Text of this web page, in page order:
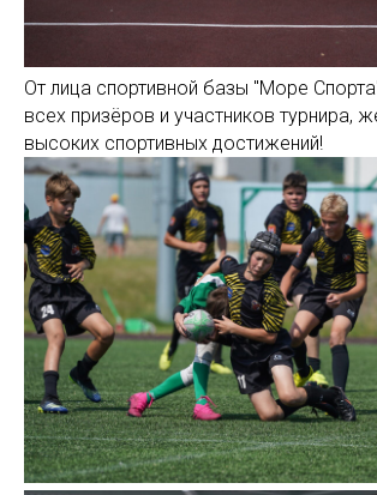
От лица спортивной базы "Море
всех призёров и участников турнира,
высоких спортивных достижений!